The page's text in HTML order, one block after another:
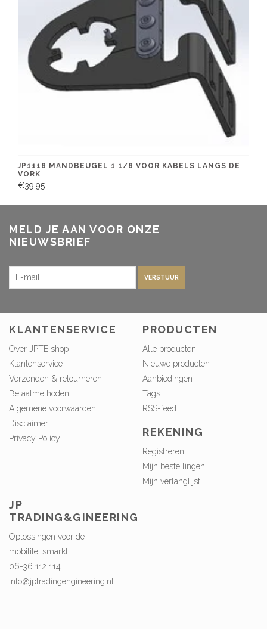
JP1118 MANDBEUGEL 1 1/8 VOOR KABELS LANGS DE
VORK
€39,95
MELD JE AAN VOOR ONZE
NIEUWSBRIEF
VERSTUUR
KLANTENSERVICE
Over JPTE shop
Klantenservice
Verzenden & retourneren
Betaalmethoden
Algemene voorwaarden
Disclaimer
Privacy Policy
PRODUCTEN
Alle producten
Nieuwe producten
Aanbiedingen
Tags
RSS-feed
REKENING
Registreren
Mijn bestellingen
Mijn verlanglijst
JP
TRADING&GINEERING
Oplossingen voor de
mobiliteitsmarkt
06-36 112 114
info@jptradingengineering.nl